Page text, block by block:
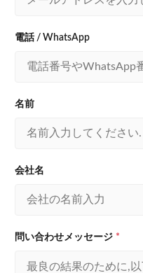
電話 / WhatsApp
名前
会社名
問い合わせメッセージ *